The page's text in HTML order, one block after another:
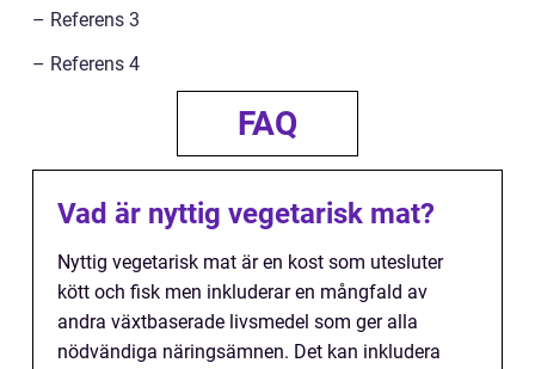
– Referens 3
– Referens 4
FAQ
Vad är nyttig vegetarisk mat?
Nyttig vegetarisk mat är en kost som utesluter
kött och fisk men inkluderar en mångfald av
andra växtbaserade livsmedel som ger alla
nödvändiga näringsämnen. Det kan inkludera